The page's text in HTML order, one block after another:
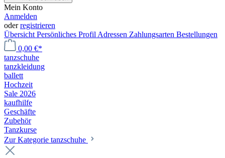
Mein Konto
Anmelden
oderregistrieren
Übersicht Persönliches Profil Adressen Zahlungsarten Bestellungen
0,00 €*
tanzschuhe
tanzkleidung
ballett
Hochzeit
Sale 2026
kaufhilfe
Geschäfte
Zubehör
Tanzkurse
Zur Kategorie tanzschuhe